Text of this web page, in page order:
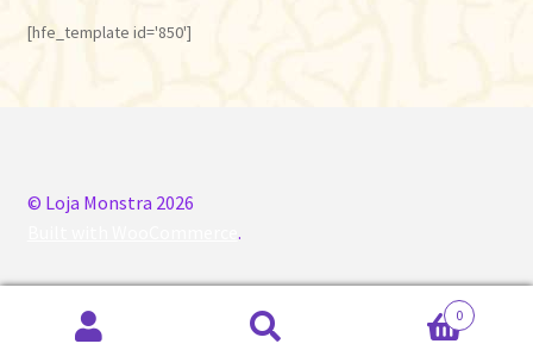
[hfe_template id='850']
© Loja Monstra 2026
.
Pesquisar
Pesquisar
0